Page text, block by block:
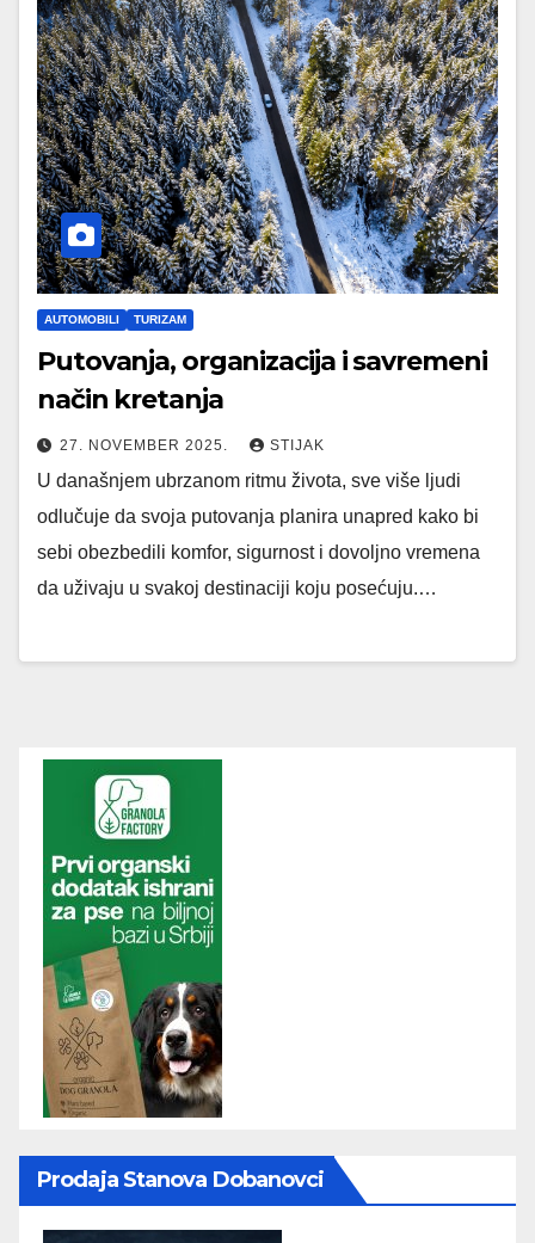
AUTOMOBILI TURIZAM
Putovanja, organizacija i savremeni
način kretanja
27. NOVEMBER 2025. STIJAK
U današnjem ubrzanom ritmu života, sve više ljudi
odlučuje da svoja putovanja planira unapred kako bi
sebi obezbedili komfor, sigurnost i dovoljno vremena
da uživaju u svakoj destinaciji koju posećuju.…
Prodaja Stanova Dobanovci